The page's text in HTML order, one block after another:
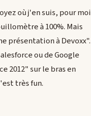
où j'en suis, pour moi
à 100%. Mais
présentation à Devoxx".
ou de Google
2012" sur le bras en
très fun.